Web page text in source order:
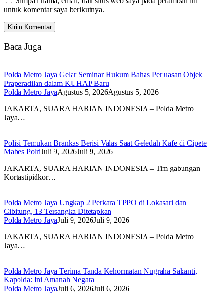
untuk komentar saya berikutnya.
Baca Juga
Polda Metro Jaya Gelar Seminar Hukum Bahas Perluasan Objek
Praperadilan dalam KUHAP Baru
Polda Metro JayaAgustus 5, 2026Agustus 5, 2026
JAKARTA, SUARA HARIAN INDONESIA – Polda Metro
Jaya…
Polisi Temukan Brankas Berisi Valas Saat Geledah Kafe di Cipete
Mabes PolriJuli 9, 2026Juli 9, 2026
JAKARTA, SUARA HARIAN INDONESIA – Tim gabungan
Kortastipidkor…
Polda Metro Jaya Ungkap 2 Perkara TPPO di Lokasari dan
Cibitung, 13 Tersangka Ditetapkan
Polda Metro JayaJuli 9, 2026Juli 9, 2026
JAKARTA, SUARA HARIAN INDONESIA – Polda Metro
Jaya…
Polda Metro Jaya Terima Tanda Kehormatan Nugraha Sakanti,
Kapolda: Ini Amanah Negara
Polda Metro JayaJuli 6, 2026Juli 6, 2026